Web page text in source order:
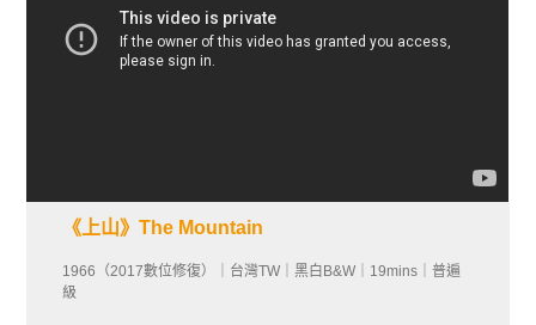
《上山》The Mountain
1966（2017數位修復）｜台灣TW｜黑白B&W｜19mins｜普遍
級